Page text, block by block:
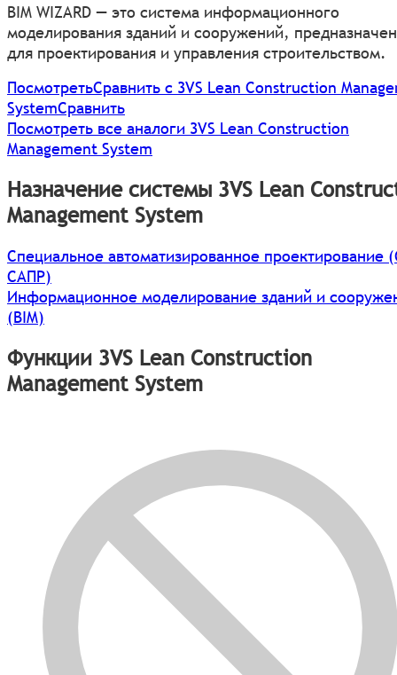
BIM WIZARD — это система информационного
моделирования зданий и сооружений,
для проектирования и управления строительством.
ПосмотретьСравнить с 3VS Lean Construction
SystemСравнить
Посмотреть все аналоги 3VS Lean Construction
Management System
Назначение системы 3VS Lean
Management System
Специальное автоматизированное проектирование
САПР)
Информационное моделирование зданий и
(BIM)
Функции 3VS Lean Construction
Management System